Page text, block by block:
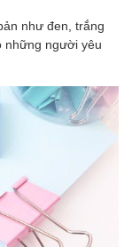
như đen, trắng
những người yêu